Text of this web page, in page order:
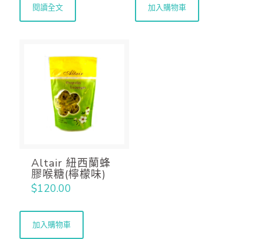
閱讀全文 加入購物車
Altair 紐西蘭蜂
膠喉糖(檸檬味)
$120.00
加入購物車